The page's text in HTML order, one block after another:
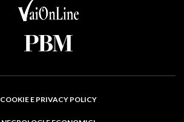
COOKIE E PRIVACY POLICY